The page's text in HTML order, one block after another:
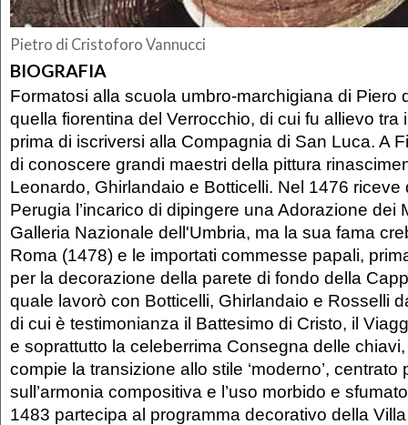
Pietro di Cristoforo Vannucci
BIOGRAFIA
Formatosi alla scuola umbro-marchigiana di Piero
quella fiorentina del Verrocchio, di cui fu allievo tra
prima di iscriversi alla Compagnia di San Luca. A
di conoscere grandi maestri della pittura
Leonardo, Ghirlandaio e Botticelli. Nel 1476 riceve
Perugia l’incarico di dipingere una Adorazione dei
Galleria Nazionale dell'Umbria, ma la sua fama
Roma (1478) e le importati commesse papali,
per la decorazione della parete di fondo della
quale lavorò con Botticelli, Ghirlandaio e Rosselli
di cui è testimonianza il Battesimo di Cristo, il
e soprattutto la celeberrima Consegna delle
compie la transizione allo stile ‘moderno’, centrato
sull’armonia compositiva e l’uso morbido e
1483 partecipa al programma decorativo della